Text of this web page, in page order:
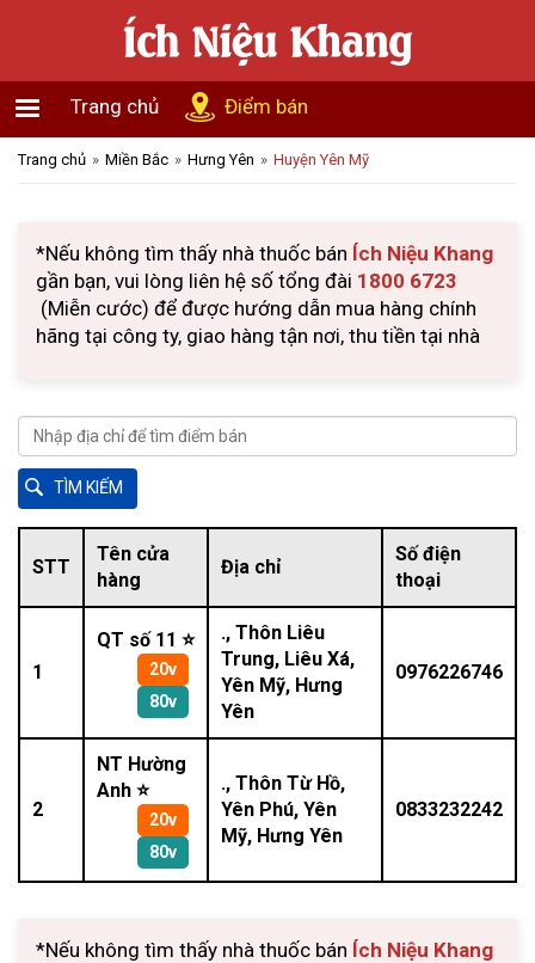
Trang chủ Điểm bán
Trang chủ Miền Bắc Hưng Yên Huyện Yên Mỹ
*Nếu không tìm thấy nhà thuốc bán Ích Niệu Khang
gần bạn, vui lòng liên hệ số tổng đài 1800 6723
(Miễn cước) để được hướng dẫn mua hàng chính
hãng tại công ty, giao hàng tận nơi, thu tiền tại nhà
STT
Tên cửa
hàng
Địa chỉ
Số điện
thoại
1
QT số 11 ⭐
20v
80v
., Thôn Liêu
Trung, Liêu Xá,
Yên Mỹ, Hưng
Yên
0976226746
2
NT Hường
Anh ⭐
20v
80v
., Thôn Từ Hồ,
Yên Phú, Yên
Mỹ, Hưng Yên
0833232242
*Nếu không tìm thấy nhà thuốc bán Ích Niệu Khang